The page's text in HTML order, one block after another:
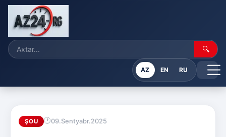
🔍
AZ EN RU
ŞOU 09.Sentyabr.2025